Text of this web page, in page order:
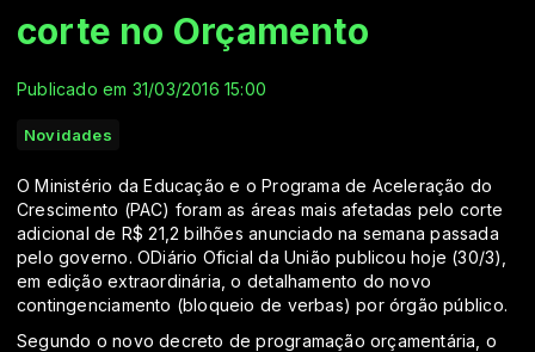
corte no Orçamento
Publicado em 31/03/2016 15:00
Novidades
O Ministério da Educação e o Programa de Aceleração do
Crescimento (PAC) foram as áreas mais afetadas pelo corte
adicional de R$ 21,2 bilhões anunciado na semana passada
pelo governo. ODiário Oficial da União publicou hoje (30/3),
em edição extraordinária, o detalhamento do novo
contingenciamento (bloqueio de verbas) por órgão público.
Segundo o novo decreto de programação orçamentária, o